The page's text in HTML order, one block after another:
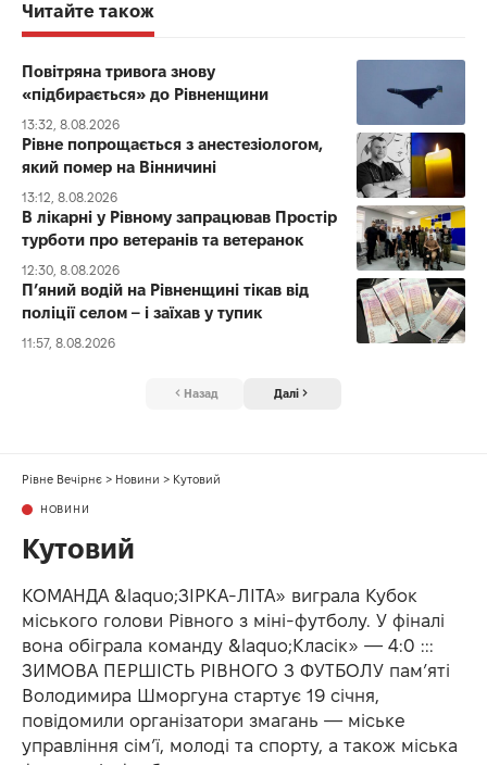
Читайте також
Повітряна тривога знову
«підбирається» до Рівненщини
13:32, 8.08.2026
Рівне попрощається з анестезіологом,
який помер на Вінничині
13:12, 8.08.2026
В лікарні у Рівному запрацював Простір
турботи про ветеранів та ветеранок
12:30, 8.08.2026
П’яний водій на Рівненщині тікав від
поліції селом – і заїхав у тупик
11:57, 8.08.2026
Назад Далі
Рівне Вечірнє > Новини > Кутовий
НОВИНИ
Кутовий
КОМАНДА &laquo;ЗІРКА-ЛІТА» виграла Кубок
міського голови Рівного з міні-футболу. У фіналі
вона обіграла команду &laquo;Класік» — 4:0 :::
ЗИМОВА ПЕРШІСТЬ РІВНОГО З ФУТБОЛУ пам’яті
Володимира Шморгуна стартує 19 січня,
повідомили організатори змагань — міське
управління сім’ї, молоді та спорту, а також міська